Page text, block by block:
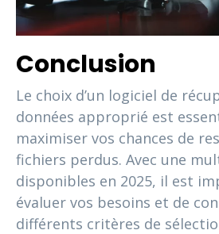
Conclusion
Le choix d’un logiciel de
données approprié est
maximiser vos chances de
fichiers perdus. Avec une
disponibles en 2025, il est
évaluer vos besoins et de
différents critères de